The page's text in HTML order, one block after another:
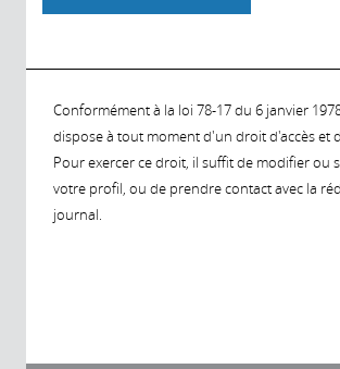
Conformément à la loi 78-17 du 6 janvier
dispose à tout moment d'un droit d'accès et
Pour exercer ce droit, il suffit de modifier ou
votre profil, ou de prendre contact avec la
journal.